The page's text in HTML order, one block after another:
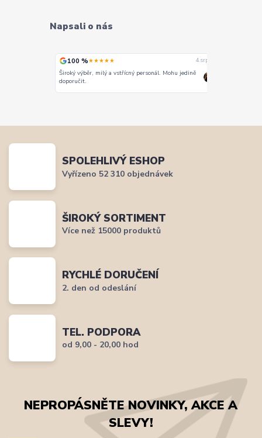
Napsali o nás
100 %★★★★★ 4. srpna
Široký výběr, milý a vstřícný personál. Mohu jedině
doporučit.
SPOLEHLIVÝ ESHOP
Vyřízeno 52 310 objednávek
ŠIROKÝ SORTIMENT
Více než 15000 produktů
RYCHLÉ DORUČENÍ
2. den od odeslání
TEL. PODPORA
od 9,00 - 20,00 hod
NEPROPÁSNĚTE NOVINKY, AKCE A
SLEVY!